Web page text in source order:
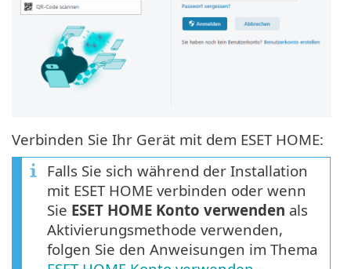
Verbinden Sie Ihr Gerät mit dem ESET HOME:
Falls Sie sich während der Installation
mit ESET HOME verbinden oder wenn
Sie ESET HOME Konto verwenden als
Aktivierungsmethode verwenden,
folgen Sie den Anweisungen im Thema